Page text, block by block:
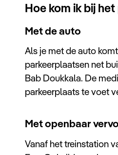
Hoe kom ik bij
Met de auto
Als je met de auto
parkeerplaatsen net
Bab Doukkala. De
parkeerplaats te voet
Met openbaar
Vanaf het treinstation